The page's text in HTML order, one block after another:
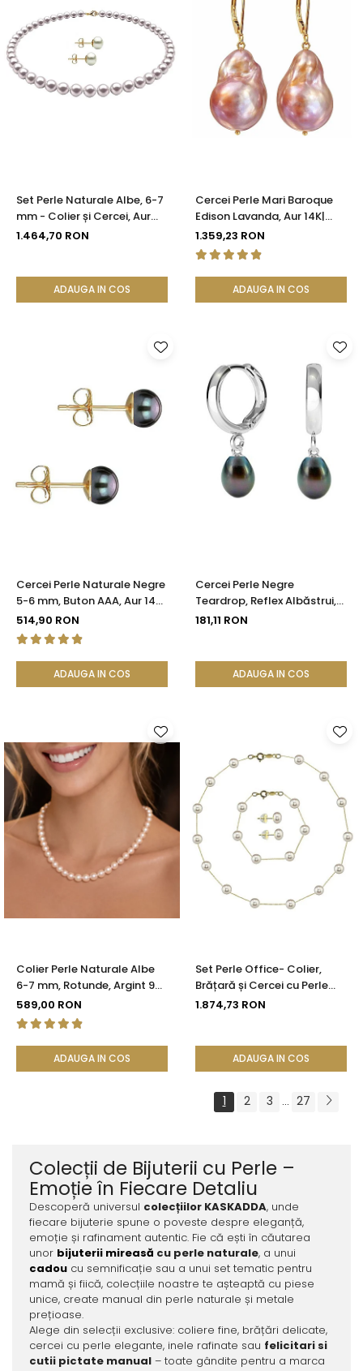
Set Perle Naturale Albe, 6-7
mm - Colier și Cercei, Aur
Galben 14K | KASKADDA®
1.464,70 RON
ADAUGA IN COS
Cercei Perle Mari Baroque
Edison Lavanda, Aur 14K|
KASKADDA®
1.359,23 RON
ADAUGA IN COS
Cercei Perle Naturale Negre
5-6 mm, Buton AAA, Aur 14K
(aur 585), Tip Șurub |
KASKADDA®
514,90 RON
ADAUGA IN COS
Cercei Perle Negre
Teardrop, Reflex Albăstrui,
Tip Creole, Argint 925 |
181,11 RON
ADAUGA IN COS
Colier Perle Naturale Albe
6-7 mm, Rotunde, Argint 925
| KASKADDA®
589,00 RON
ADAUGA IN COS
Set Perle Office- Colier,
Brățară și Cercei cu Perle
Naturale Albe 4-5 mm, Aur
1.874,73 RON
ADAUGA IN COS
1 2 3 ... 27
Colecții de Bijuterii cu Perle –
Emoție în Fiecare Detaliu
Descoperă universul colecțiilor KASKADDA, unde
fiecare bijuterie spune o poveste despre eleganță,
emoție și rafinament autentic. Fie că ești în căutarea
unor bijuterii mireasă cu perle naturale, a unui
cadoucu semnificație sau a unui set tematic pentru
mamă și fiică, colecțiile noastre te așteaptă cu piese
unice, create manual din perle naturale și metale
prețioase.
Alege din selecții exclusive: coliere fine, brățări delicate,
cercei cu perle elegante, inele rafinate sau felicitari si
cutii pictate manual– toate gândite pentru a marca